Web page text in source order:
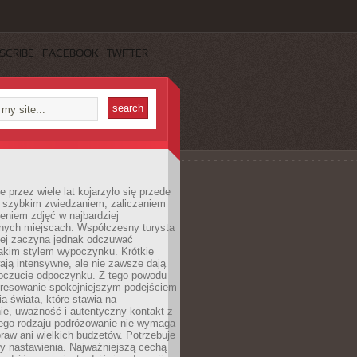
FACEBOOK TWITTER
przez wiele lat kojarzyło się przede
zwiedzaniem, zaliczaniem
zdjęć w najbardziej
miejscach. Współczesny turysta
zaczyna jednak odczuwać
stylem wypoczynku. Krótkie
intensywne, ale nie zawsze dają
odpoczynku. Z tego powodu
spokojniejszym podejściem
świata, które stawia na
uważność i autentyczny kontakt z
rodzaju podróżowanie nie wymaga
ani wielkich budżetów. Potrzebuje
nastawienia. Najważniejszą cechą